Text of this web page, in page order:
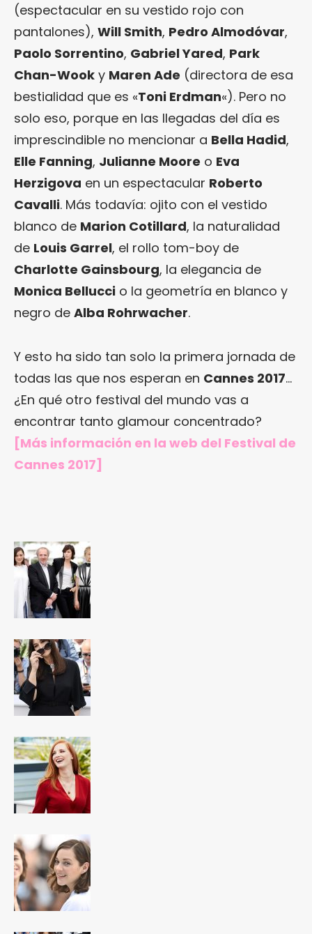
(espectacular en su vestido rojo con
pantalones), Will Smith, Pedro Almodóvar,
Paolo Sorrentino, Gabriel Yared, Park
Chan-Wook y Maren Ade (directora de esa
bestialidad que es «Toni Erdman«). Pero no
solo eso, porque en las llegadas del día es
imprescindible no mencionar a Bella Hadid,
Elle Fanning, Julianne Moore o Eva
Herzigova en un espectacular Roberto
Cavalli. Más todavía: ojito con el vestido
blanco de Marion Cotillard, la naturalidad
de Louis Garrel, el rollo tom-boy de
Charlotte Gainsbourg, la elegancia de
Monica Bellucci o la geometría en blanco y
negro de Alba Rohrwacher.
Y esto ha sido tan solo la primera jornada de
todas las que nos esperan en Cannes 2017…
¿En qué otro festival del mundo vas a
encontrar tanto glamour concentrado?
[Más información en la web del Festival de
Cannes 2017]